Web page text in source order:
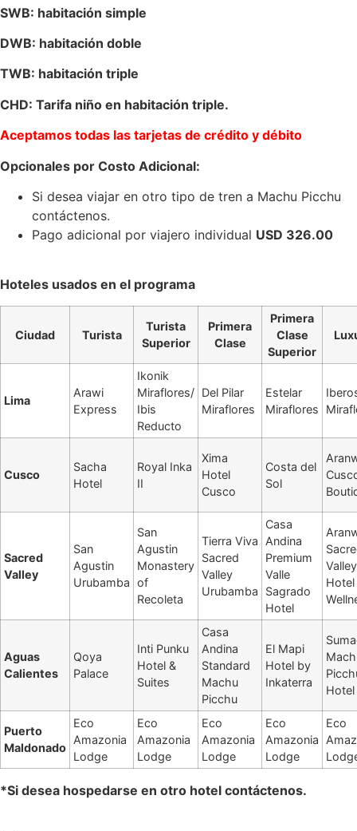
SWB: habitación simple
DWB: habitación doble
TWB: habitación triple
CHD: Tarifa niño en habitación triple.
Aceptamos todas las tarjetas de crédito y débito
Opcionales por Costo Adicional:
Si desea viajar en otro tipo de tren a Machu Picchu
contáctenos.
Pago adicional por viajero individual USD 326.00
Hoteles usados en el programa
Ciudad Turista
Turista
Superior
Primera
Clase
Primera
Clase
Superior
Lima
Arawi
Express
Ikonik
Miraflores/
Ibis
Reducto
Del Pilar
Miraflores
Estelar
Miraflores
Cusco
Sacha
Hotel
Royal Inka
II
Xima
Hotel
Cusco
Costa del
Sol
Sacred
Valley
San
Agustin
Urubamba
San
Agustin
Monastery
of
Recoleta
Tierra Viva
Sacred
Valley
Urubamba
Casa
Andina
Premium
Valle
Sagrado
Hotel
Valley
Hotel
Aguas
Calientes
Qoya
Palace
Inti Punku
Hotel &
Suites
Casa
Andina
Standard
Machu
Picchu
El Mapi
Hotel by
Inkaterra
Hotel
Puerto
Maldonado
Eco
Amazonia
Lodge
Eco
Amazonia
Lodge
Eco
Amazonia
Lodge
Eco
Amazonia
Lodge
Eco
*Si desea hospedarse en otro hotel contáctenos.